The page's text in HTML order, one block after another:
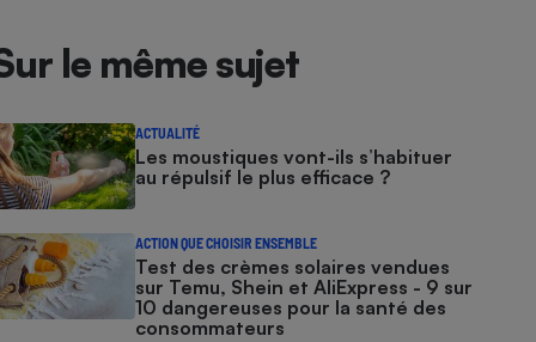
le même sujet
ACTUALITÉ
Les moustiques vont-ils s’habituer
au répulsif le plus efficace ?
ACTION QUE CHOISIR ENSEMBLE
Test des crèmes solaires vendues
sur Temu, Shein et AliExpress - 9 sur
10 dangereuses pour la santé des
consommateurs